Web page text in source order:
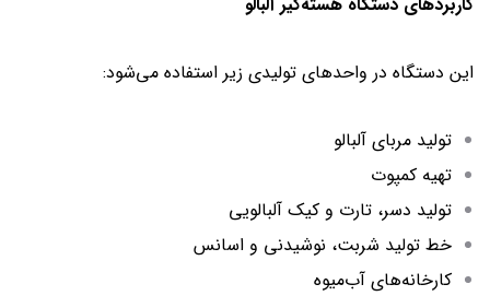
این دستگاه در واحدهای تولیدی زیر استفاده می‌شود:
تولید مربای آلبالو
تهیه کمپوت
تولید دسر، تارت و کیک آلبالویی
خط تولید شربت، نوشیدنی و اسانس
کارخانه‌های آب‌میوه